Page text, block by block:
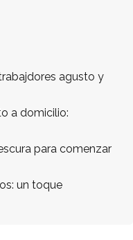
agusto y
a domicilio:
para comenzar
un toque